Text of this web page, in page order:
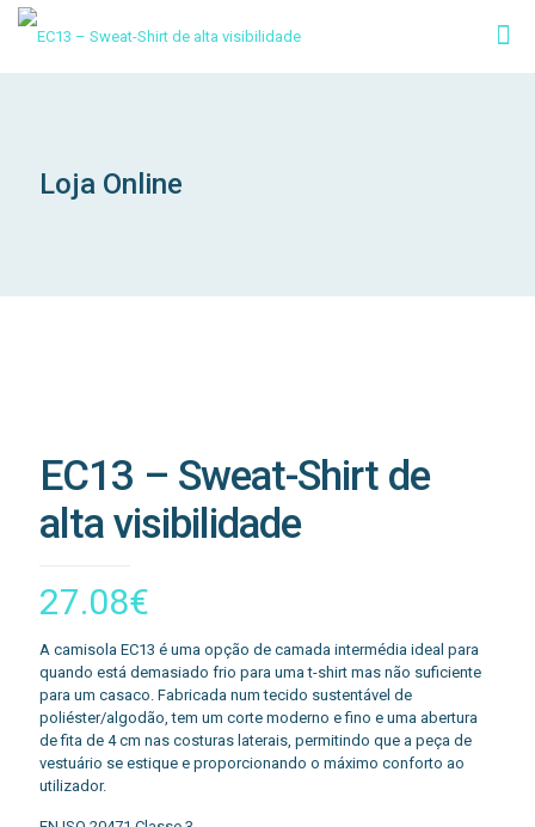
Loja Online
EC13 – Sweat-Shirt de
alta visibilidade
27.08€
A camisola EC13 é uma opção de camada intermédia ideal para
quando está demasiado frio para uma t-shirt mas não suficiente
para um casaco. Fabricada num tecido sustentável de
poliéster/algodão, tem um corte moderno e fino e uma abertura
de fita de 4 cm nas costuras laterais, permitindo que a peça de
vestuário se estique e proporcionando o máximo conforto ao
utilizador.